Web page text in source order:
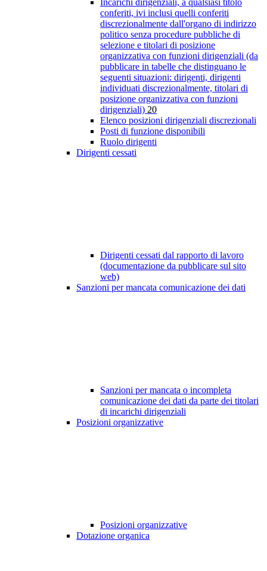
Incarichi dirigenziali, a qualsiasi titolo
conferiti, ivi inclusi quelli conferiti
discrezionalmente dall'organo di indirizzo
politico senza procedure pubbliche di
selezione e titolari di posizione
organizzativa con funzioni dirigenziali (da
pubblicare in tabelle che distinguano le
seguenti situazioni: dirigenti, dirigenti
individuati discrezionalmente, titolari di
posizione organizzativa con funzioni
dirigenziali) 20
Elenco posizioni dirigenziali discrezionali
Posti di funzione disponibili
Ruolo dirigenti
Dirigenti cessati
Dirigenti cessati dal rapporto di lavoro
(documentazione da pubblicare sul sito
web)
Sanzioni per mancata comunicazione dei dati
Sanzioni per mancata o incompleta
comunicazione dei dati da parte dei titolari
di incarichi dirigenziali
Posizioni organizzative
Posizioni organizzative
Dotazione organica